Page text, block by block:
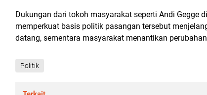
Dukungan dari tokoh masyarakat seperti Andi Gegge
memperkuat basis politik pasangan tersebut
datang, sementara masyarakat menantikan
Politik